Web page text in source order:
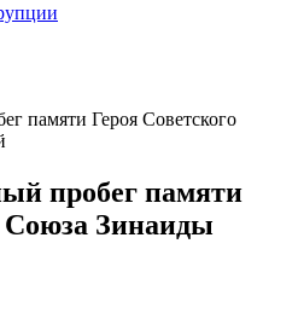
пробег памяти
Союза Зинаиды